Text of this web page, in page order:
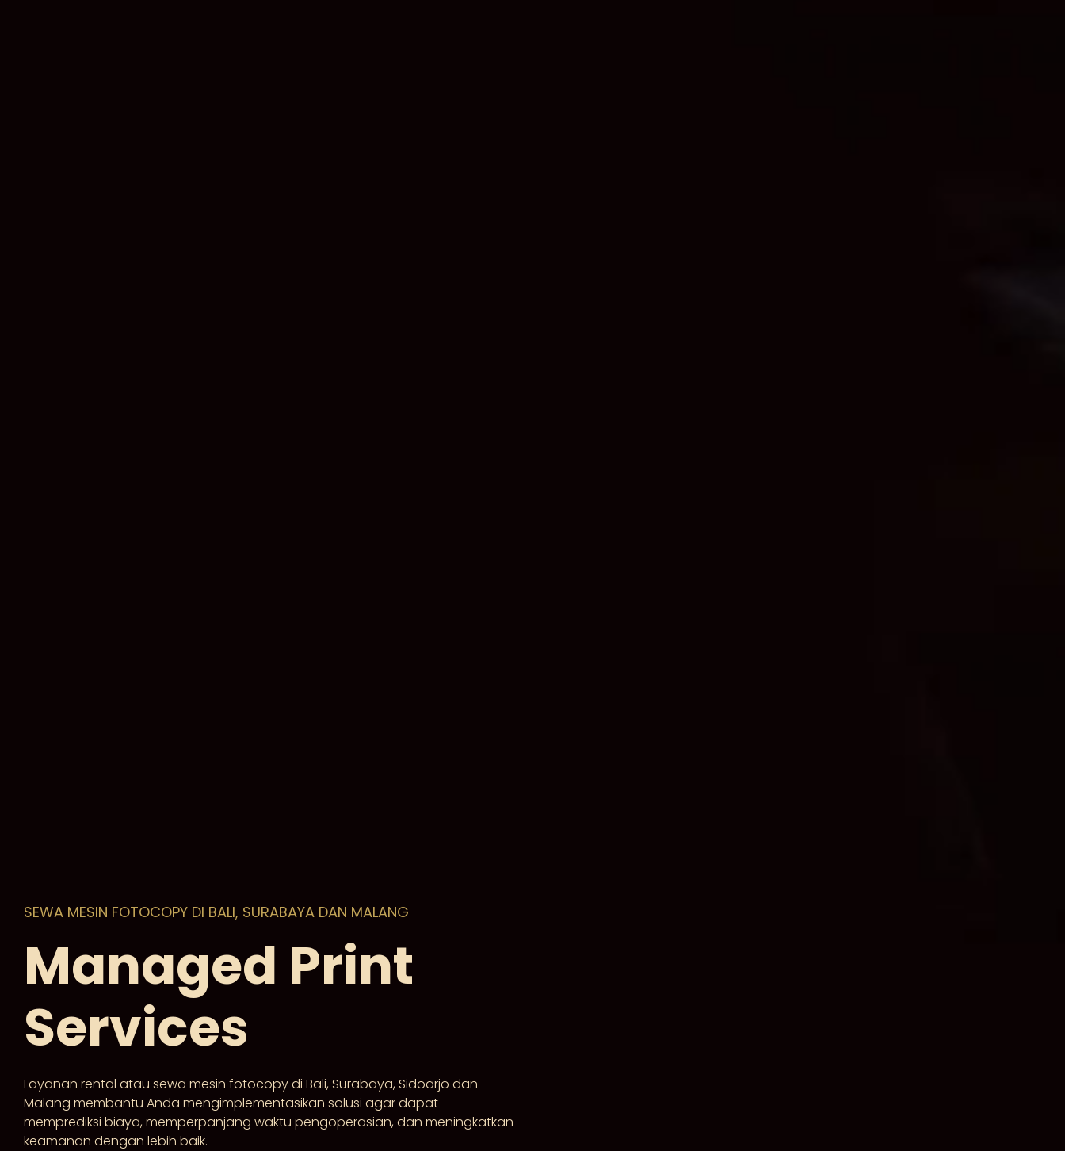
SEWA MESIN FOTOCOPY DI BALI, SURABAYA DAN MALANG
Managed Print
Services
Layanan rental atau sewa mesin fotocopy di Bali, Surabaya, Sidoarjo dan
Malang membantu Anda mengimplementasikan solusi agar dapat
memprediksi biaya, memperpanjang waktu pengoperasian, dan meningkatkan
keamanan dengan lebih baik.